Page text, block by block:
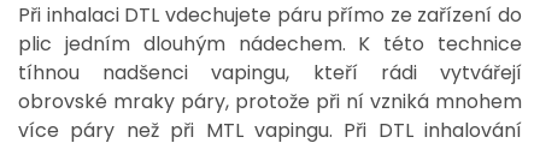
Při inhalaci DTL vdechujete páru přímo ze zařízení do
plic jedním dlouhým nádechem. K této technice
tíhnou nadšenci vapingu, kteří rádi vytvářejí
obrovské mraky páry, protože při ní vzniká mnohem
více páry než při MTL vapingu. Při DTL inhalování